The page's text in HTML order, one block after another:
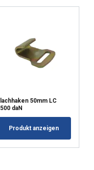
50mm LC
daN
Produkt anzeigen